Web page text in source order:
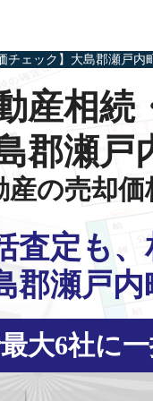
チェック】大島郡瀬戸
産相続
郡瀬戸
産の売却価
査定も、
郡瀬戸内
大6社に